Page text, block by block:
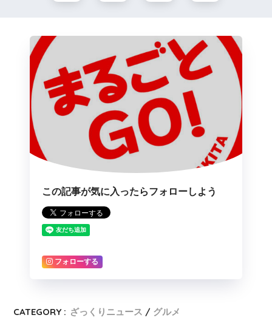
この記事が気に入ったらフォローしよう
フォローする
CATEGORY : ざっくりニュース グルメ